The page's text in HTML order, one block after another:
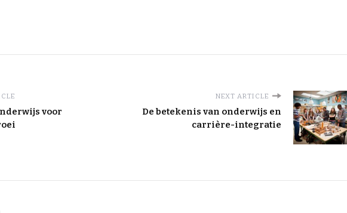
voor
NEXT ARTICLE
De betekenis van onderwijs en
carrière-integratie